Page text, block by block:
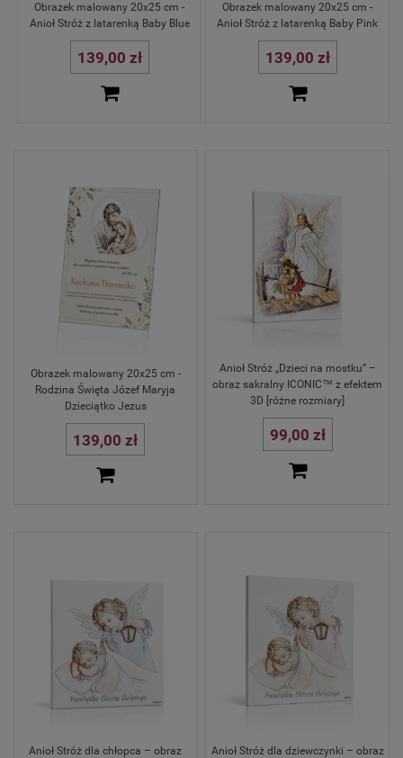
Obrazek malowany 20x25 cm -
Anioł Stróż z latarenką Baby Blue
139,00 zł
Obrazek malowany 20x25 cm -
Anioł Stróż z latarenką Baby Pink
139,00 zł
Obrazek malowany 20x25 cm -
Rodzina Święta Józef Maryja
Dzieciątko Jezus
139,00 zł
Anioł Stróż „Dzieci na mostku” –
obraz sakralny ICONIC™ z efektem
3D [różne rozmiary]
99,00 zł
Anioł Stróż dla chłopca – obraz
Anioł Stróż dla dziewczynki – obraz